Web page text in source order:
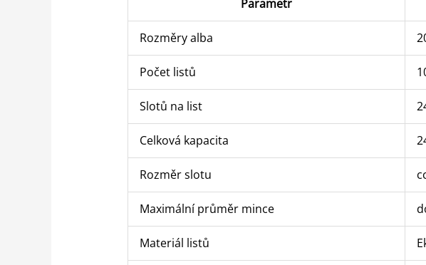
Parametr
Rozměry alba
Počet listů
Slotů na list
Celková kapacita
Rozměr slotu
Maximální průměr mince
Materiál listů